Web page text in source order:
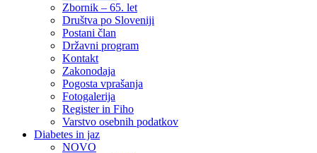
Zbornik – 65. let
Društva po Sloveniji
Postani član
Državni program
Kontakt
Zakonodaja
Pogosta vprašanja
Fotogalerija
Register in Fiho
Varstvo osebnih podatkov
Diabetes in jaz
NOVO